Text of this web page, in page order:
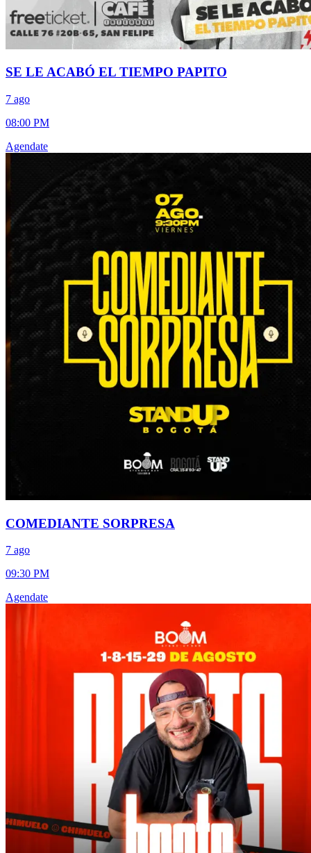
SE LE ACABÓ EL TIEMPO PAPITO
7 ago
08:00 PM
Agendate
COMEDIANTE SORPRESA
7 ago
09:30 PM
Agendate